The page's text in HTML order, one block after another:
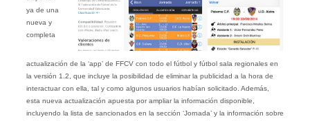
ya de una
nueva y
completa
actualización de la ‘app’ de FFCV con todo el fútbol y fútbol sala regionales en
la versión 1.2, que incluye la posibilidad de eliminar la publicidad a la hora de
interactuar con ella, tal y como algunos usuarios habían solicitado. Además,
esta nueva actualización apuesta por ampliar la información disponible,
incluyendo la lista de sancionados en la sección ‘Jornada’ y la información sobre